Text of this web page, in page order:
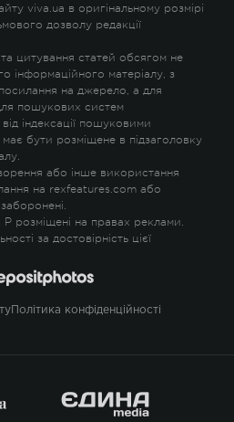
viva.ua в оригінальному розмірі
дозволу редакції
цитування статей обсягом не
інформаційного матеріалу, з
на джерело, а для
пошукових систем
індексації пошуковими
бути розміщене в підзаголовку
або інше використання
на rexfeatures.com або
P розміщені на правах реклами.
за достовірність цієї
Політика конфіденційності